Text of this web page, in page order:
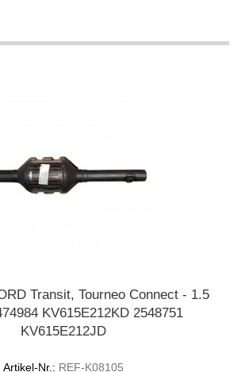
Transit, Tourneo Connect - 1.5
KV615E212KD 2548751
KV615E212JD
Artikel-Nr.: REF-K08105